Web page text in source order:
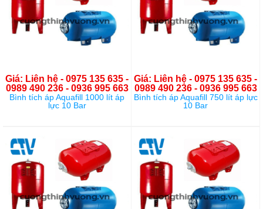
Giá: Liên hệ - 0975 135 635 -
0989 490 236 - 0936 995 663
Bình tích áp Aquafill 1000 lít áp
lực 10 Bar
Giá: Liên hệ - 0975 135 635 -
0989 490 236 - 0936 995 663
Bình tích áp Aquafill 750 lít áp lực
10 Bar